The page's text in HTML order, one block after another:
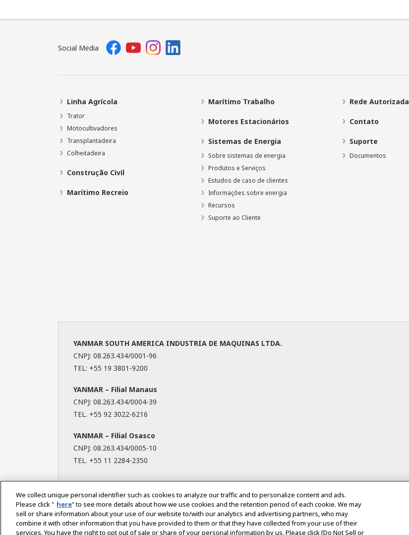
Social Media
Linha Agrícola
Trator
Motocultivadores
Transplantadeira
Colheitadeira
Construção Civil
Marítimo Recreio
Marítimo Trabalho
Motores Estacionários
Sistemas de Energia
Sobre sistemas de energia
Produtos e Serviços
Estudos de caso de clientes
Informações sobre energia
Recursos
Suporte ao Cliente
Rede Autorizada
Contato
Suporte
Documentos
YANMAR SOUTH AMERICA INDUSTRIA DE MAQUINAS LTDA.
CNPJ: 08.263.434/0001-96
TEL: +55 19 3801-9200
YANMAR – Filial Manaus
CNPJ: 08.263.434/0004-39
TEL. +55 92 3022-6216
YANMAR – Filial Osasco
CNPJ: 08.263.434/0005-10
TEL. +55 11 2284-2350
Select Region
We collect unique personal identifier such as cookies to analyze our traffic and to personalize content and ads.
Please click " here" to see more details about how we use cookies and the retention period of each cookie. We may
sell or share information about your use of our website to/with our analytics and advertising partners, who may
combine it with other information that you have provided to them or that they have collected from your use of their
services. You have the right to opt out of sale or share of your personal information by us. Please click [Do Not Sell or